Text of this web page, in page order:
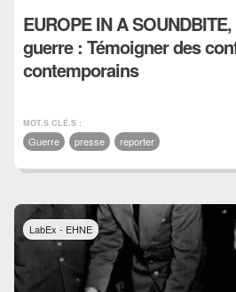
EUROPE IN A
guerre : Témoigner des
contemporains
MOT.S CLÉ.S :
Guerre presse reporter
LabEx - EHNE